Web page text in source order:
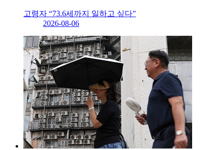
고령자 “73.6세까지 일하고 싶다”
2026-08-06